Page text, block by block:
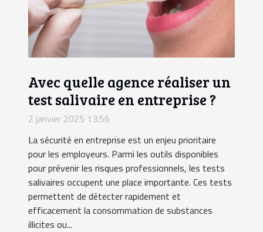
Avec quelle agence réaliser un
test salivaire en entreprise ?
2 janvier 2025 13:56
La sécurité en entreprise est un enjeu prioritaire
pour les employeurs. Parmi les outils disponibles
pour prévenir les risques professionnels, les tests
salivaires occupent une place importante. Ces tests
permettent de détecter rapidement et
efficacement la consommation de substances
illicites ou...